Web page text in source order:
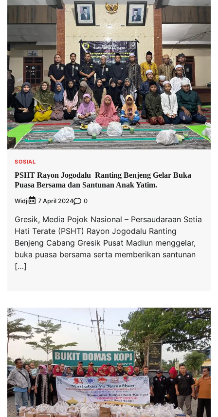
SOSIAL
PSHT Rayon Jogodalu Ranting Benjeng Gelar Buka
Puasa Bersama dan Santunan Anak Yatim.
Widji 7 April 2024 0
Gresik, Media Pojok Nasional – Persaudaraan Setia
Hati Terate (PSHT) Rayon Jogodalu Ranting
Benjeng Cabang Gresik Pusat Madiun menggelar,
buka puasa bersama serta memberikan santunan
[…]